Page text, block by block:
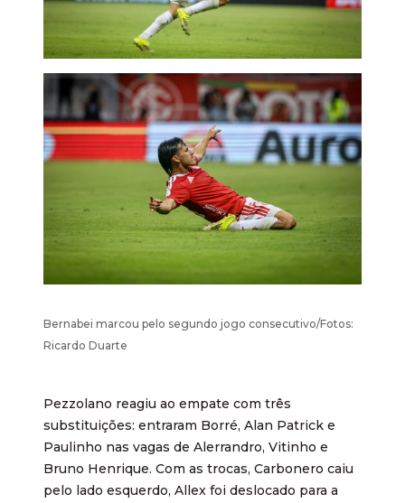
Bernabei marcou pelo segundo jogo consecutivo/Fotos:
Ricardo Duarte
Pezzolano reagiu ao empate com três
substituições: entraram Borré, Alan Patrick e
Paulinho nas vagas de Alerrandro, Vitinho e
Bruno Henrique. Com as trocas, Carbonero caiu
pelo lado esquerdo, Allex foi deslocado para a